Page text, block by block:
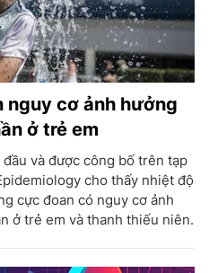
nguy cơ ảnh hưởng
ở trẻ em
và được công bố trên tạp
cho thấy nhiệt độ
cực đoan có nguy cơ ảnh
ở trẻ em và thanh thiếu niên.